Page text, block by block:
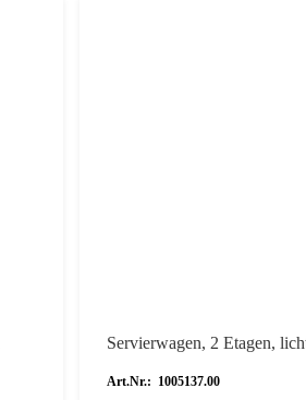
Servierwagen, 2 Etagen,
Art.Nr.: 1005137.00